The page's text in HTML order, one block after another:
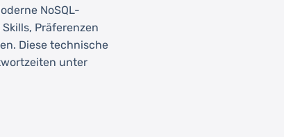
NoSQL-
Präferenzen
Diese technische
unter